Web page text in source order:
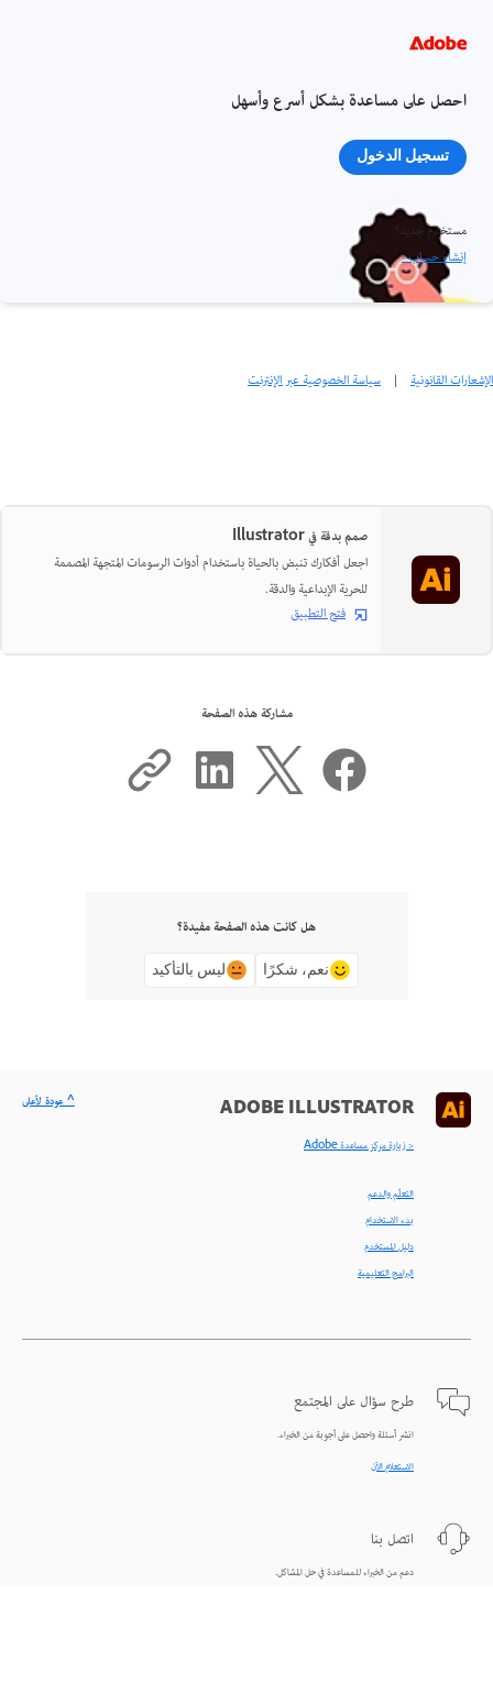
احصل على مساعدة بشكل أسرع وأسهل
تسجيل الدخول
مستخدم جديد؟
إنشاء حساب ›
الإشعارات القانونية | سياسة الخصوصية عبر الإنترنت
صمم بدقة في Illustrator
اجعل أفكارك تنبض بالحياة باستخدام أدوات الرسومات المتجهة المصممة
للحرية الإبداعية والدقة.
فتح التطبيق
مشاركة هذه الصفحة
هل كانت هذه الصفحة مفيدة؟
نعم، شكرًا ليس بالتأكيد
ADOBE ILLUSTRATOR
< زيارة مركز مساعدة Adobe
التعلّم والدعم
بدء الاستخدام
دليل المستخدم
البرامج التعليمية
طرح سؤال على المجتمع
انشر أسئلة واحصل على أجوبة من الخبراء.
الاستعلام الآن
اتصل بنا
دعم من الخبراء للمساعدة في حل المشاكل.
^ عودة لأعلى